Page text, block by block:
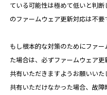
ている可能性は極めて低いと判
のファームウェア更新対応は不要
もし根本的な対策のためにファ
た場合は、必ずファームウェア
共有いただきますようお願いいた
共有いただけなかった場合、故